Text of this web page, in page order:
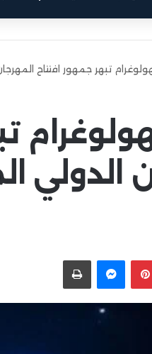
تبهر جمهور افتتاح
الدولي
Pinterest
Messengerاطبعها